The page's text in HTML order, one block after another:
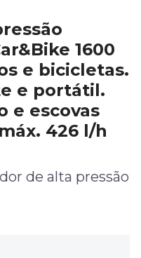
1600
e bicicletas.
e portátil.
e escovas
426 l/h
de alta pressão